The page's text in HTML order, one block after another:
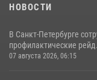
НОВОСТИ
В Санкт-Петербурге
профилактические
07 августа 2026, 06:15